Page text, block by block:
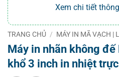
Độ phân
giải
Tốc độ in 180 mm/giây (tối
Xem chi tiết
TRANG CHỦ / MÁY IN MÃ VẠCH |
Máy in nhãn không
khổ 3 inch in nhiệt